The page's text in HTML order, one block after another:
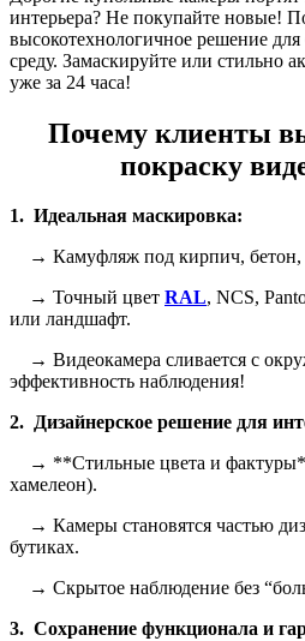
интерьера? Не покупайте новые!
высокотехнологичное решение
среду. Замаскируйте или стильно
уже за 24 часа!
Почему клиенты
покраску
1. Идеальная маскировка:
→ Камуфляж под кирпич, бетон,
→ Точный цвет RAL, NCS,
или ландшафт.
→ Видеокамера сливается с
эффективность наблюдения!
2. Дизайнерское решение для
→ **Стильные цвета и
хамелеон).
→ Камеры становятся частью
бутиках.
→ Скрытое наблюдение без
3. Сохранение функционала и